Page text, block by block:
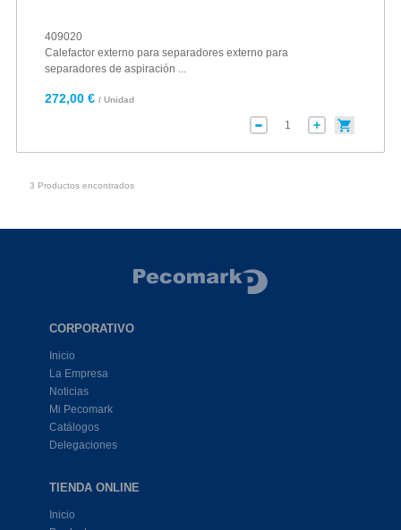
409020
Calefactor externo para separadores externo para
separadores de aspiración ...
272,00 € / Unidad
3 Productos encontrados
CORPORATIVO
Inicio
La Empresa
Noticias
Mi Pecomark
Catálogos
Delegaciones
TIENDA ONLINE
Inicio